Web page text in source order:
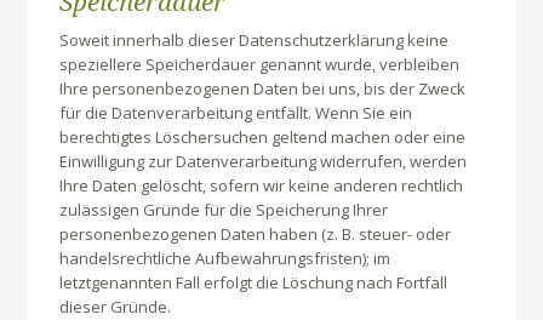
Soweit innerhalb dieser Datenschutzerklärung keine
speziellere Speicherdauer genannt wurde, verbleiben
Ihre personenbezogenen Daten bei uns, bis der Zweck
für die Datenverarbeitung entfällt. Wenn Sie ein
berechtigtes Löschersuchen geltend machen oder eine
Einwilligung zur Datenverarbeitung widerrufen, werden
Ihre Daten gelöscht, sofern wir keine anderen rechtlich
zulässigen Gründe für die Speicherung Ihrer
personenbezogenen Daten haben (z. B. steuer- oder
handelsrechtliche Aufbewahrungsfristen); im
letztgenannten Fall erfolgt die Löschung nach Fortfall
dieser Gründe.